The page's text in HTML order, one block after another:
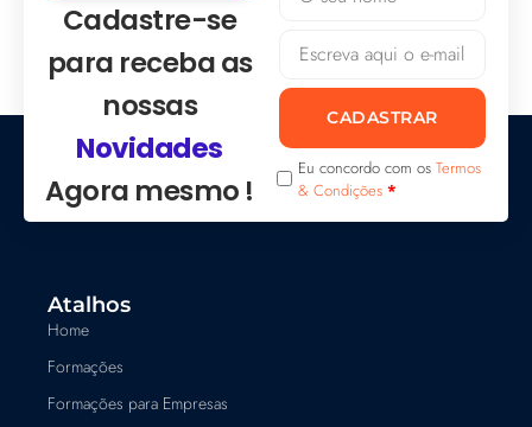
Cadastre-se
para receba as
nossas
Novidades
Agora mesmo !
CADASTRAR
Eu concordo com os Termos
& Condições *
Atalhos
Home
Formações
Formações para Empresas